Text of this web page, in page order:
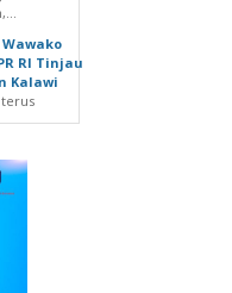
RI Tinjau
Kalawi